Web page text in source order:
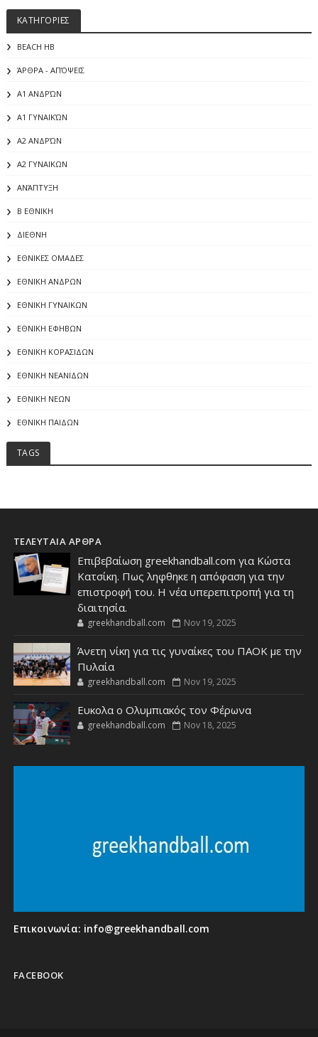
ΚΑΤΗΓΟΡΙΕΣ
BEACH HB
ΆΡΘΡΑ - ΑΠΌΨΕΙΣ
Α1 ΑΝΔΡΏΝ
Α1 ΓΥΝΑΙΚΏΝ
Α2 ΑΝΔΡΏΝ
Α2 ΓΥΝΑΙΚΩΝ
ΑΝΆΠΤΥΞΗ
Β ΕΘΝΙΚΗ
ΔΙΕΘΝΗ
ΕΘΝΙΚΕΣ ΟΜΑΔΕΣ
ΕΘΝΙΚΗ ΑΝΔΡΩΝ
ΕΘΝΙΚΗ ΓΥΝΑΙΚΩΝ
ΕΘΝΙΚΗ ΕΦΗΒΩΝ
ΕΘΝΙΚΗ ΚΟΡΑΣΙΔΩΝ
ΕΘΝΙΚΗ ΝΕΑΝΙΔΩΝ
ΕΘΝΙΚΗ ΝΕΩΝ
ΕΘΝΙΚΗ ΠΑΙΔΩΝ
TAGS
ΤΕΛΕΥΤΑΙΑ ΑΡΘΡΑ
Επιβεβαίωση greekhandball.com για Κώστα
Κατσίκη. Πως ληφθηκε η απόφαση για την
επιστροφή του. Η νέα υπερεπιτροπή για τη
διαιτησία.
greekhandball.com Nov 19, 2025
Άνετη νίκη για τις γυναίκες του ΠΑΟΚ με την
Πυλαία
greekhandball.com Nov 19, 2025
Ευκολα ο Ολυμπιακός τον Φέρωνα
greekhandball.com Nov 18, 2025
Επικοινωνία: info@greekhandball.com
FACEBOOK